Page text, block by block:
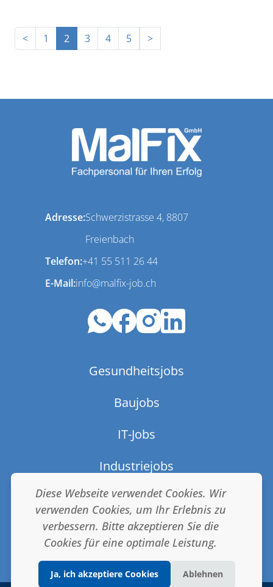
Diese Webseite verwendet Cookies. Wir
verwenden Cookies, um Ihr Erlebnis zu
verbessern. Bitte akzeptieren Sie die
Cookies für eine optimale Leistung.
Ja, ich akzeptiere Cookies Ablehnen
< 1 2 3 4 5 >
Adresse:Schwerzistrasse 4, 8807
Freienbach
Telefon:+41 55 511 26 44
E-Mail:info@malfix-job.ch
Gesundheitsjobs
Baujobs
IT-Jobs
Industriejobs
AGB
Impressum & Datenschutz